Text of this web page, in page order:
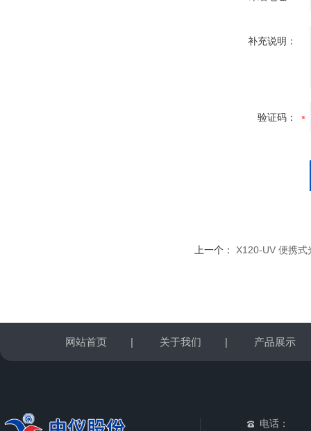
补充说明：
验证码：
上一个： X120-UV 便携
网站首页 | 关于我们 | 产品展示
电话：